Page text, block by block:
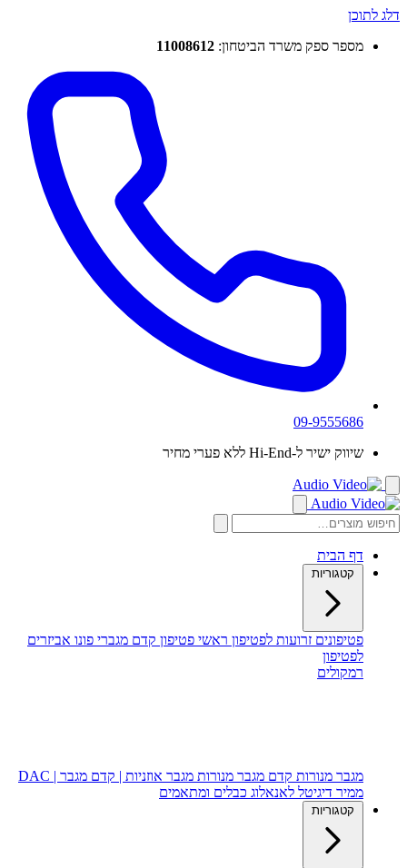
דלג לתוכן
מספר ספק משרד הביטחון: 11008612
09-9555686
שיווק ישיר ל-Hi-End ללא פערי מחיר
דף הבית
קטגוריות
פטיפונים זרועות לפטיפון ראשי פטיפון קדם מגברי פונו אביזרים
לפטיפון
רמקולים
מגבר מנורות קדם מגבר מנורות מגבר אוזניות | קדם מגבר | DAC
ממיר דיגיטל לאנאלוג כבלים ומתאמים
קטגוריות